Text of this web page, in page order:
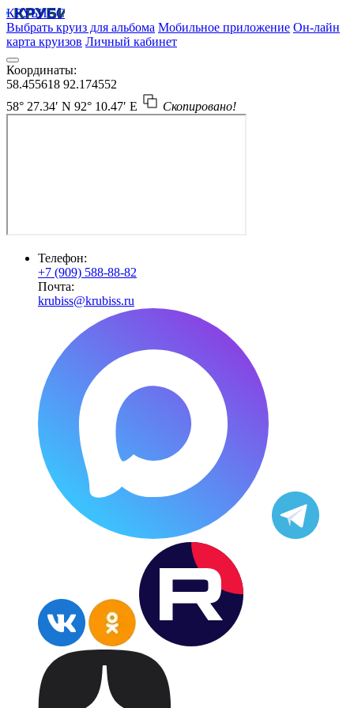
КРУБИСС
Выбрать круиз для альбома Мобильное приложение Он-лайн
карта круизов Личный кабинет
Координаты:
58.455618 92.174552
58° 27.34′ N 92° 10.47′ E Скопировано!
Телефон:
+7 (909) 588-88-82
Почта:
krubiss@krubiss.ru